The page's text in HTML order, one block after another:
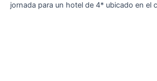
jornada para un hotel de 4* ubicado en el